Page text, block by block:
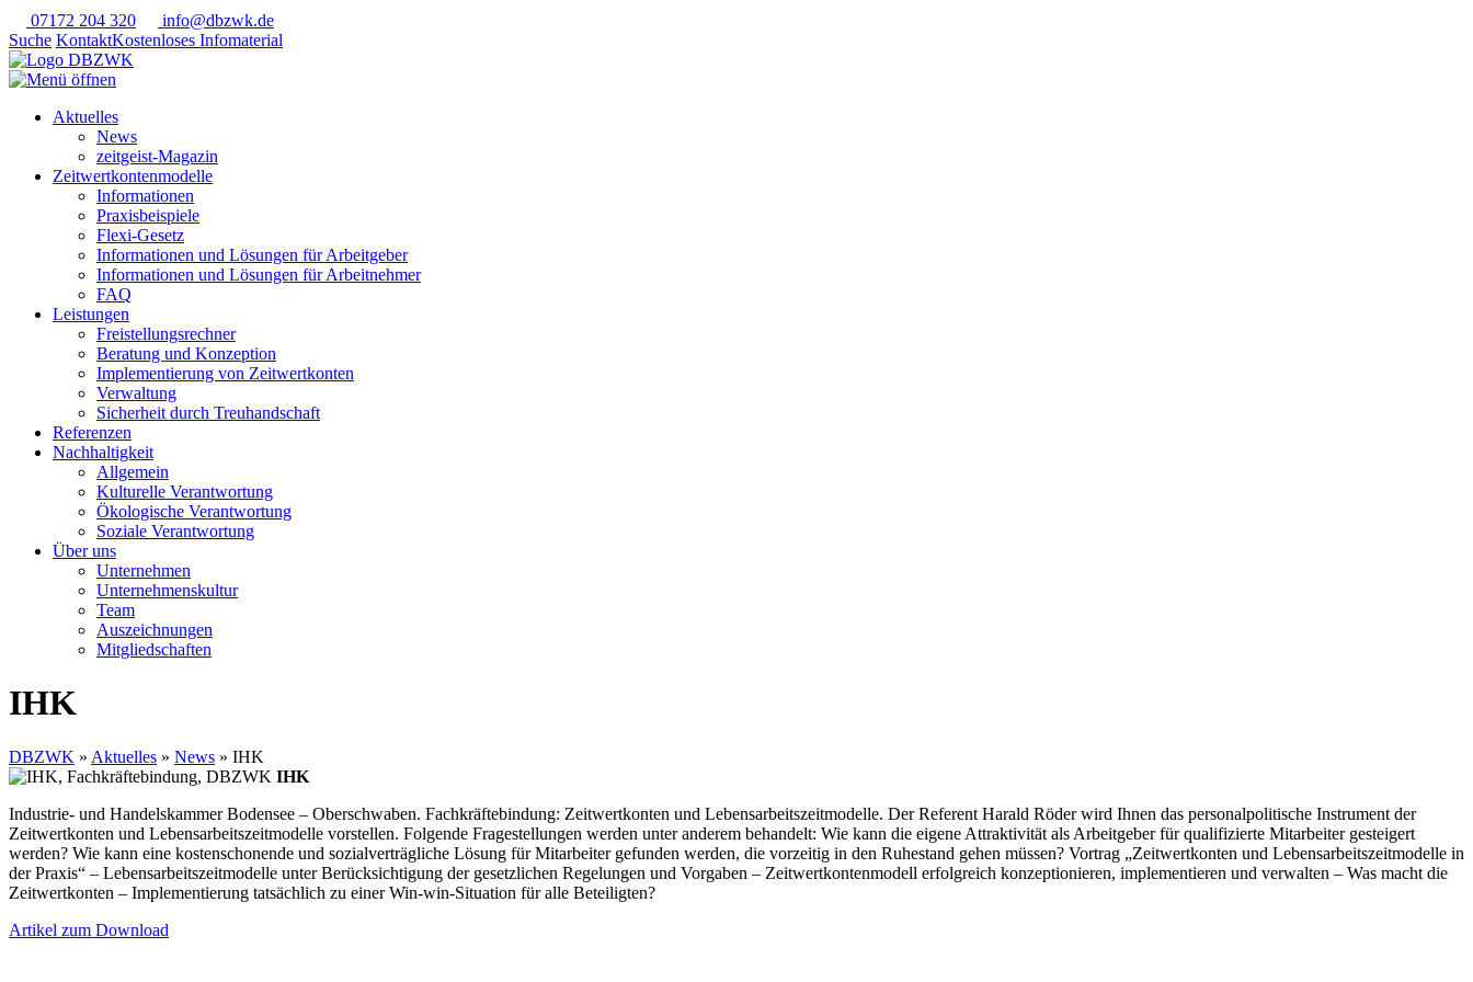
07172 204 320
info@dbzwk.de
Suche KontaktKostenloses Infomaterial
Aktuelles
News
zeitgeist-Magazin
Zeitwertkontenmodelle
Informationen
Praxisbeispiele
Flexi-Gesetz
Informationen und Lösungen für Arbeitgeber
Informationen und Lösungen für Arbeitnehmer
FAQ
Leistungen
Freistellungsrechner
Beratung und Konzeption
Implementierung von Zeitwertkonten
Verwaltung
Sicherheit durch Treuhandschaft
Referenzen
Nachhaltigkeit
Allgemein
Kulturelle Verantwortung
Ökologische Verantwortung
Soziale Verantwortung
Über uns
Unternehmen
Unternehmenskultur
Team
Auszeichnungen
Mitgliedschaften
IHK
DBZWK » Aktuelles » News » IHK
IHK
Industrie- und Handelskammer Bodensee – Oberschwaben. Fachkräftebindung: Zeitwertkonten und Lebensarbeitszeitmodelle. Der Referent Harald Röder wird Ihnen das personalpolitische Instrument der
Zeitwertkonten und Lebensarbeitszeitmodelle vorstellen. Folgende Fragestellungen werden unter anderem behandelt: Wie kann die eigene Attraktivität als Arbeitgeber für qualifizierte Mitarbeiter gesteigert
werden? Wie kann eine kostenschonende und sozialverträgliche Lösung für Mitarbeiter gefunden werden, die vorzeitig in den Ruhestand gehen müssen? Vortrag „Zeitwertkonten und Lebensarbeitszeitmodelle in
der Praxis“ – Lebensarbeitszeitmodelle unter Berücksichtigung der gesetzlichen Regelungen und Vorgaben – Zeitwertkontenmodell erfolgreich konzeptionieren, implementieren und verwalten – Was macht die
Zeitwertkonten – Implementierung tatsächlich zu einer Win-win-Situation für alle Beteiligten?
Artikel zum Download